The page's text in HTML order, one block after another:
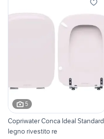
5
Copriwater Conca Ideal Standard
legno rivestito re